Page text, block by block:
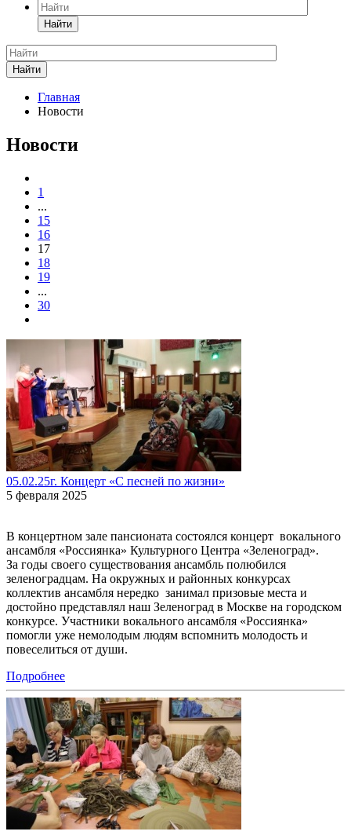
Найти
Найти
Главная
Новости
Новости
1
...
15
16
17
18
19
...
30
05.02.25г. Концерт «С песней по жизни»
5 февраля 2025
В концертном зале пансионата состоялся концерт вокального
ансамбля «Россиянка» Культурного Центра «Зеленоград».
За годы своего существования ансамбль полюбился
зеленоградцам. На окружных и районных конкурсах
коллектив ансамбля нередко занимал призовые места и
достойно представлял наш Зеленоград в Москве на городском
конкурсе. Участники вокального ансамбля «Россиянка»
помогли уже немолодым людям вспомнить молодость и
повеселиться от души.
Подробнее